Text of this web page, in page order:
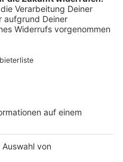
Straßenbauarbeiter
im Jahr 2050